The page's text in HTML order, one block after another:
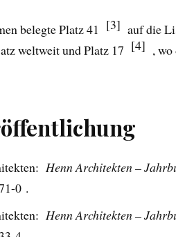
belegte Platz 41 [3] auf die
weltweit und Platz 17 [4] ,
Henn Architekten –
0 .
Henn Architekten –